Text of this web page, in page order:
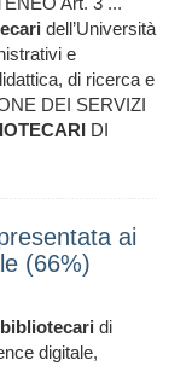
dell’Università
e
di ricerca e
DEI SERVIZI
DI
ai
(66%)
bibliotecari di
digitale,